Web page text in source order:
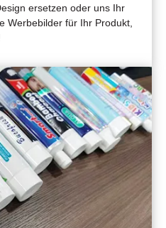
ersetzen oder uns Ihr
Werbebilder für Ihr Produkt,